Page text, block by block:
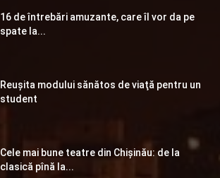
16 de întrebări amuzante, care îl vor da pe
spate la...
Reuşita modului sănătos de viaţă pentru un
student
Cele mai bune teatre din Chişinău: de la
clasică pînă la...